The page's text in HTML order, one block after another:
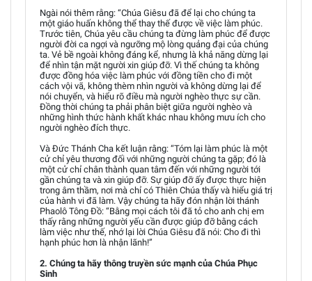
Ngài nói thêm rằng: “Chúa Giêsu đã để lại cho chúng ta
một giáo huấn không thể thay thế được về việc làm phúc.
Trước tiên, Chúa yêu cầu chúng ta đừng làm phúc để được
người đời ca ngợi và ngưỡng mộ lòng quảng đại của chúng
ta. Vẻ bề ngoài không đáng kể, nhưng là khả năng dừng lại
để nhìn tận mặt người xin giúp đỡ. Vì thế chúng ta không
được đồng hóa việc làm phúc với đồng tiền cho đi một
cách vội vã, không thèm nhìn người và không dừng lại để
nói chuyển, và hiểu rõ điều mà người nghèo thực sự cần.
Đồng thời chúng ta phải phân biệt giữa người nghèo và
những hình thức hành khất khác nhau không mưu ích cho
người nghèo đích thực.
Và Đức Thánh Cha kết luận rằng: “Tóm lại làm phúc là một
cử chỉ yêu thương đối với những người chúng ta gặp; đó là
một cử chỉ chân thành quan tâm đến với những người tới
gần chúng ta và xin giúp đỡ. Sự giúp đỡ ấy được thực hiện
trong âm thầm, nơi mà chỉ có Thiên Chúa thấy và hiểu giá trị
của hành vi đã làm. Vậy chúng ta hãy đón nhận lời thánh
Phaolô Tông Đồ: “Bằng mọi cách tôi đã tỏ cho anh chị em
thấy rằng những người yếu cần được giúp đỡ bằng cách
làm việc như thế, nhớ lại lời Chúa Giêsu đã nói: Cho đi thì
hạnh phúc hơn là nhận lãnh!”
2. Chúng ta hãy thông truyền sức mạnh của Chúa Phục
Sinh